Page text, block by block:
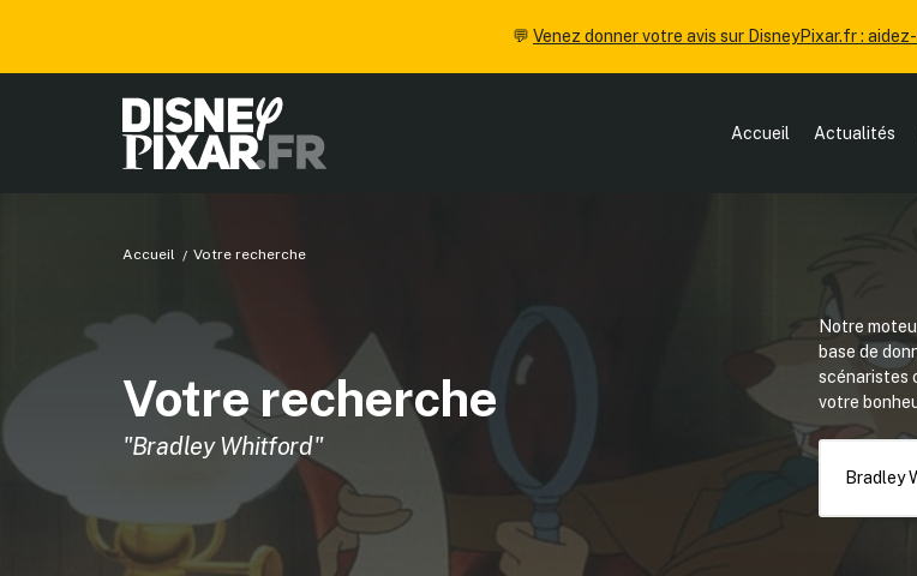
💬 Venez donner votre avis sur DisneyPixar.fr :
Accueil Actualités
Accueil Votre recherche
Votre recherche
"Bradley Whitford"
Notre
base de
scénaristes
votre